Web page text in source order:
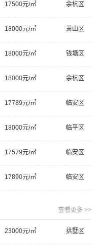
17500元/㎡ 余杭区
18000元/㎡ 萧山区
18000元/㎡ 钱塘区
18000元/㎡ 余杭区
17789元/㎡ 临安区
18000元/㎡ 临平区
17579元/㎡ 临安区
17890元/㎡ 临安区
查看更多 >>
23000元/㎡ 拱墅区